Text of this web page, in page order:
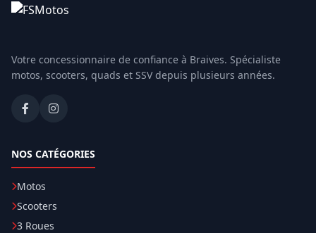
Votre concessionnaire de confiance à Braives. Spécialiste
motos, scooters, quads et SSV depuis plusieurs années.
NOS CATÉGORIES
Motos
Scooters
3 Roues